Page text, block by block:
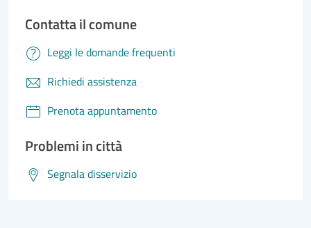
Contatta il comune
Leggi le domande frequenti
Richiedi assistenza
Prenota appuntamento
Problemi in città
Segnala disservizio